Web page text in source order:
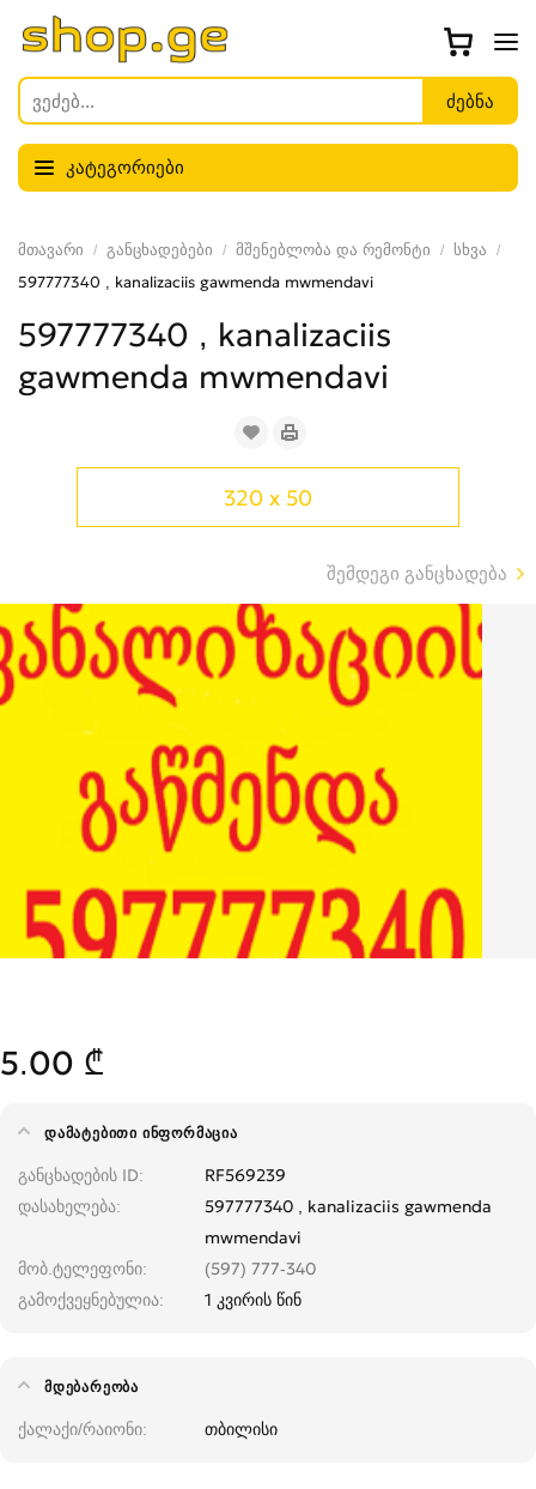
კატეგორიები
მთავარი განცხადებები მშენებლობა და რემონტი
სხვა
597777340 , kanalizaciis gawmenda mwmendavi
597777340 , kanalizaciis
gawmenda mwmendavi
320 x 50
შემდეგი განცხადება
5.00 ₾
ᲓᲐᲛᲐᲢᲔᲑᲘᲗᲘ ᲘᲜᲤᲝᲠᲛᲐᲪᲘᲐ
განცხადების ID
RF569239
დასახელება
597777340 , kanalizaciis gawmenda
mwmendavi
მობ.ტელეფონი
(597) 777-340
გამოქვეყნებულია
1 კვირის წინ
ᲛᲓᲔᲑᲐᲠᲔᲝᲑᲐ
ქალაქი/რაიონი თბილისი